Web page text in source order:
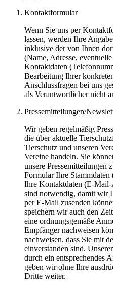
Kontaktformular
Wenn Sie uns per
lassen, werden Ihre
inklusive der von Ihnen
(Name, Adresse,
Kontaktdaten
Bearbeitung Ihrer
Anschlussfragen bei uns
als Verantwortlicher nicht
Pressemitteilungen/
Wir geben regelmäßig
die über aktuelle
Tierschutz und unseren
Vereine handeln. Sie
unsere Pressemitteilungen
Formular Ihre
Ihre Kontaktdaten (E-Mail-
sind notwendig, damit wir
per E-Mail zusenden
speichern wir auch den
eine ordnungsgemäße
Empfänger nachweisen
nachweisen, dass Sie mit
einverstanden sind.
durch ein entsprechendes
geben wir ohne Ihre
Dritte weiter.